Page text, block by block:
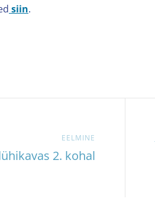
siin.
EELMINE
2. kohal